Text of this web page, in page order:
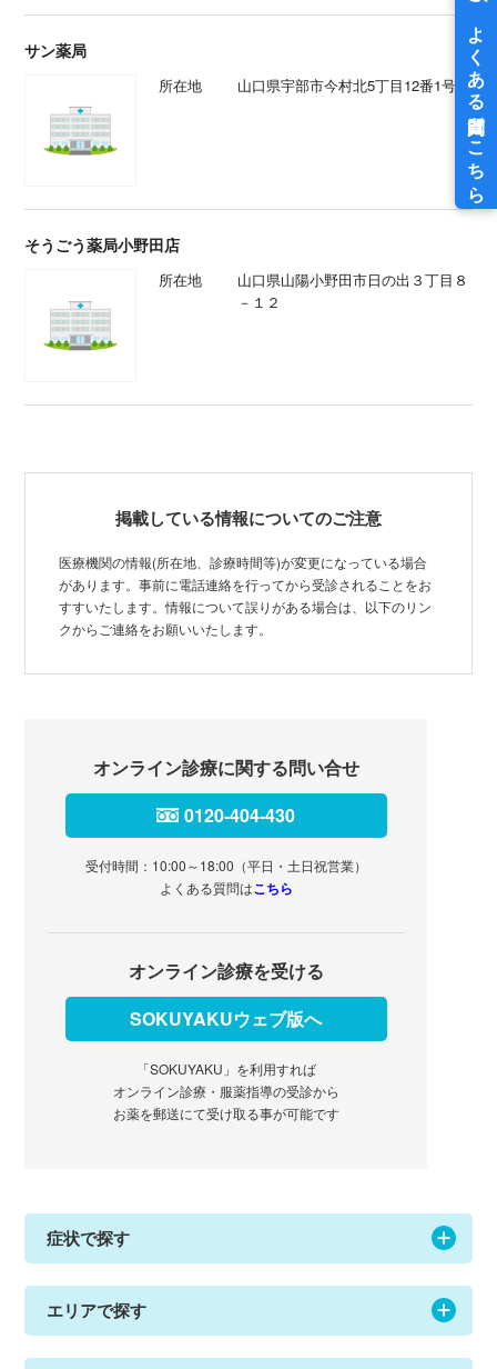
サン薬局
所在地 山口県宇部市今村北5丁目12番1号
そうごう薬局小野田店
所在地
山口県山陽小野田市日の出３丁目８
－１２
掲載している情報についてのご注意
医療機関の情報(所在地、診療時間等)が変更になっている場合
があります。事前に電話連絡を行ってから受診されることをお
すすいたします。情報について誤りがある場合は、以下のリン
クからご連絡をお願いいたします。
オンライン診療に関する問い合せ
0120-404-430
受付時間：10:00～18:00（平日・土日祝営業）
よくある質問はこちら
オンライン診療を受ける
SOKUYAKUウェブ版へ
「SOKUYAKU」を利用すれば
オンライン診療・服薬指導の受診から
お薬を郵送にて受け取る事が可能です
症状で探す
エリアで探す